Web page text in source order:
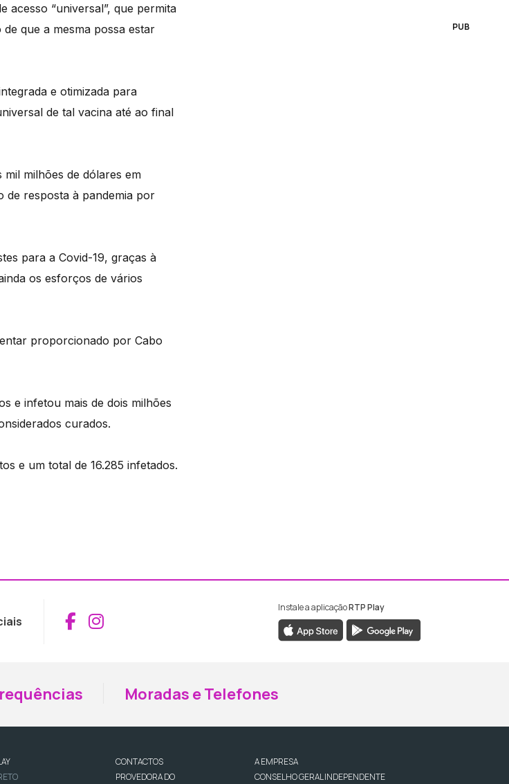
acesso “universal”, que permita
que a mesma possa estar
e otimizada para
de tal vacina até ao final
milhões de dólares em
de resposta à pandemia por
para a Covid-19, graças à
os esforços de vários
proporcionado por Cabo
e infetou mais de dois milhões
curados.
e um total de 16.285 infetados.
PUB
Aceder ao Facebook da RTP Madeira
Aceder ao Instagram da RTP Madeira
Instale a aplicaçãoRTP Play
Moradas e Telefones
CONTACTOS
PROVEDORA DO
A EMPRESA
CONSELHO GERAL INDEPENDENTE